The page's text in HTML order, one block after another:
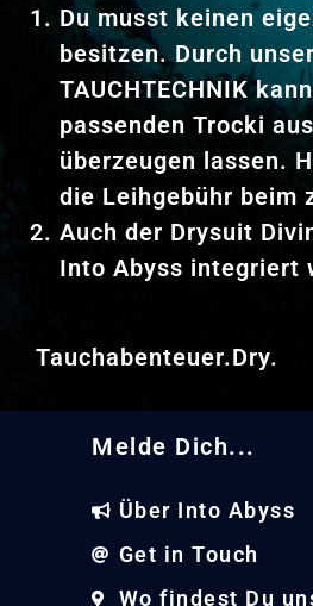
Du musst keinen
besitzen. Durch
TAUCHTECHNIK
passenden Trocki
überzeugen lassen.
die Leihgebühr beim
Auch der Drysuit
Into Abyss integriert
Tauchabenteuer.Dry.
Melde Dich...
Über Into Abyss
Get in Touch
Wo findest Du